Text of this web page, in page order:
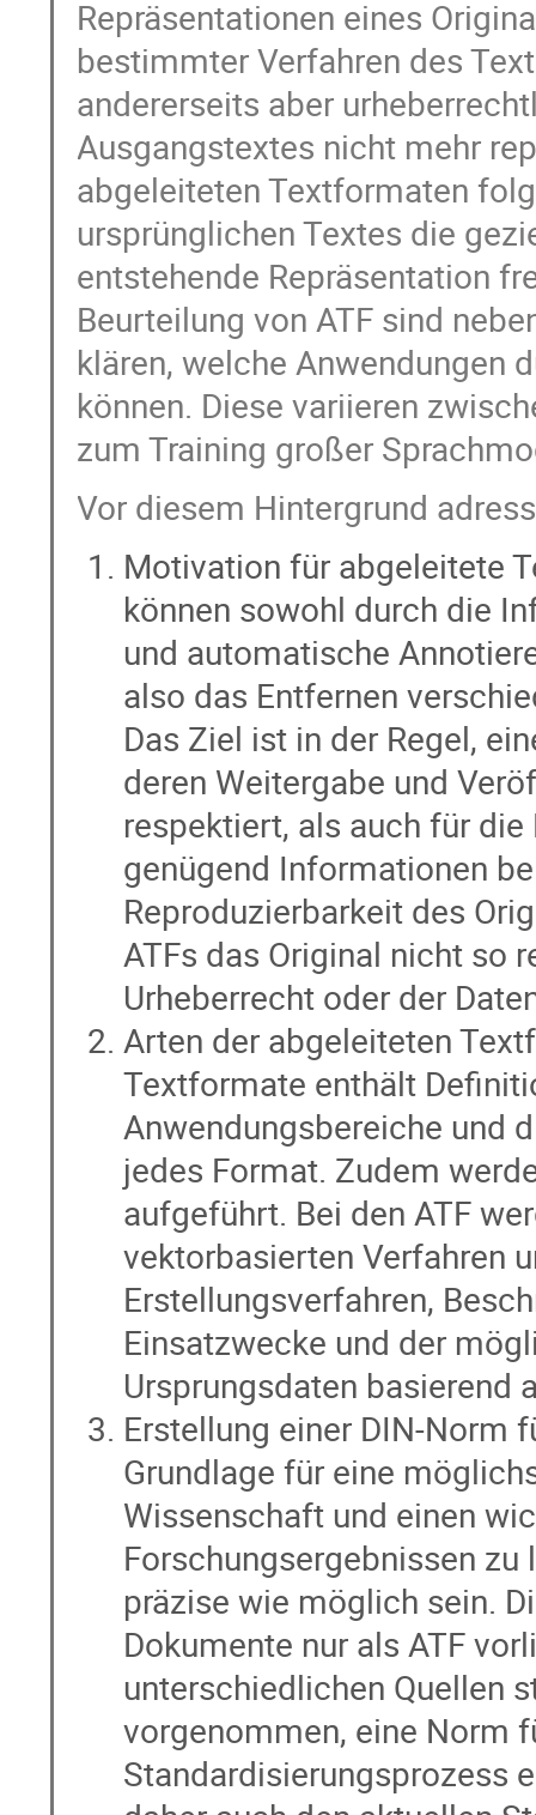
Repräsentationen eines
bestimmter Verfahren des
andererseits aber
Ausgangstextes nicht mehr
abgeleiteten Textformaten
ursprünglichen Textes die
entstehende Repräsentation
Beurteilung von ATF sind
klären, welche Anwendungen
können. Diese variieren
zum Training großer
Vor diesem Hintergrund
Motivation für abgeleitete
können sowohl durch die
und automatische
also das Entfernen
Das Ziel ist in der Regel,
deren Weitergabe und
respektiert, als auch für
genügend Informationen
Reproduzierbarkeit des
ATFs das Original nicht so
Urheberrecht oder der
Arten der abgeleiteten
Textformate enthält
Anwendungsbereiche und
jedes Format. Zudem
aufgeführt. Bei den ATF
vektorbasierten Verfahren
Erstellungsverfahren,
Einsatzwecke und der
Ursprungsdaten basierend
Erstellung einer DIN-Norm
Grundlage für eine
Wissenschaft und einen
Forschungsergebnissen
präzise wie möglich sein.
Dokumente nur als ATF
unterschiedlichen Quellen
vorgenommen, eine Norm
Standardisierungsprozess